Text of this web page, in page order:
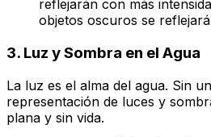
reflejarán con más
objetos oscuros se
3. Luz y Sombra en el Agua
La luz es el alma del agua. Sin
representación de luces y
plana y sin vida.